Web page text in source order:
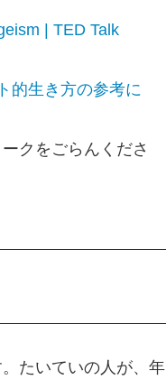
| TED Talk
的生き方の参考に
クをごらんくださ
たいていの人が、年